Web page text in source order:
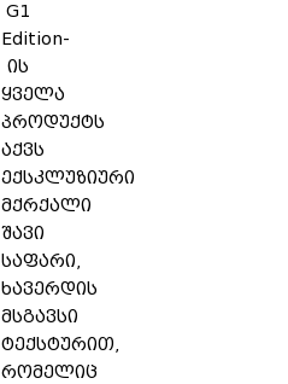
G1
Edition-
ის
ყველა
პროდუქტს
აქვს
ექსკლუზიური
მქრქალი
შავი
საფარი,
ხავერდის
მსგავსი
ტექსტურით,
რომელიც